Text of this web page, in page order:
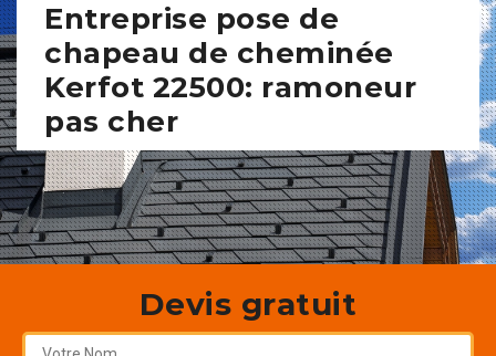
Entreprise pose de
chapeau de cheminée
Kerfot 22500: ramoneur
pas cher
Devis gratuit